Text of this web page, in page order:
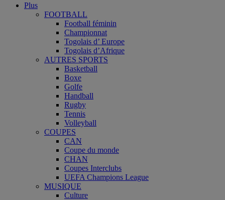
Plus
FOOTBALL
Football féminin
Championnat
Togolais d’ Europe
Togolais d’Afrique
AUTRES SPORTS
Basketball
Boxe
Golfe
Handball
Rugby
Tennis
Volleyball
COUPES
CAN
Coupe du monde
CHAN
Coupes Interclubs
UEFA Champions League
MUSIQUE
Culture